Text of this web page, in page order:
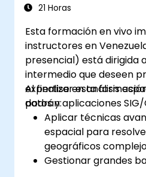
21 Horas
Esta formación en vivo
instructores en
presencial) está dirigida
intermedio que deseen
expertise en análisis
datos y aplicaciones SIG/
Al finalizar esta
podrán:
Aplicar técnicas
espacial para
geográficos
Gestionar grandes